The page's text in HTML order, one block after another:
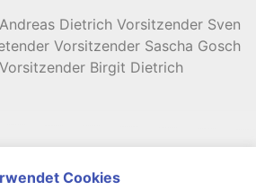
Dietrich Vorsitzender Sven
Vorsitzender Sascha Gosch
Birgit Dietrich
Cookies